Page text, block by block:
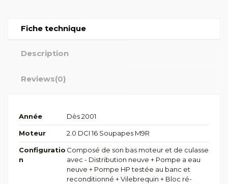
Fiche technique
Description
Reviews(0)
Année Dès 2001
Moteur 2.0 DCI 16 Soupapes M9R
Configuratio
n
Composé de son bas moteur et de culasse
avec - Distribution neuve + Pompe a eau
neuve + Pompe HP testée au banc et
reconditionné + Vilebrequin + Bloc ré-